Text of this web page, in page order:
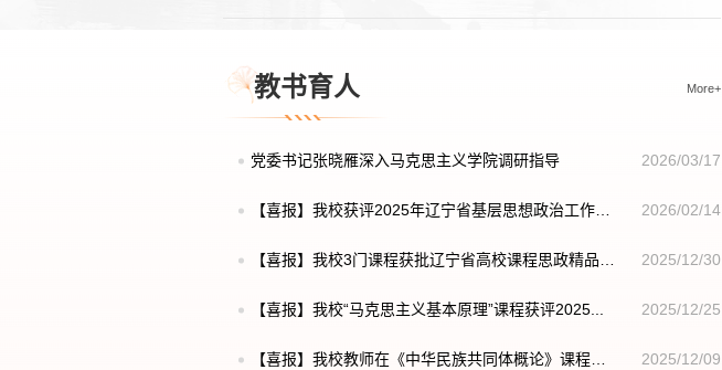
教书育人 More+
党委书记张晓雁深入马克思主义学院调研指导 2026/03/17
【喜报】我校获评2025年辽宁省基层思想政治工作
创...
2026/02/14
【喜报】我校3门课程获批辽宁省高校课程思政精品课
程
2025/12/30
【喜报】我校“马克思主义基本原理”课程获评2025... 2025/12/25
【喜报】我校教师在《中华民族共同体概论》课程 2025/12/09